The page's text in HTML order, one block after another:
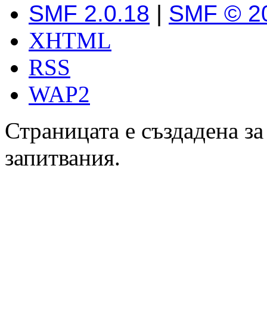
SMF 2.0.18 | SMF ©
XHTML
RSS
WAP2
Страницата е създадена
запитвания.